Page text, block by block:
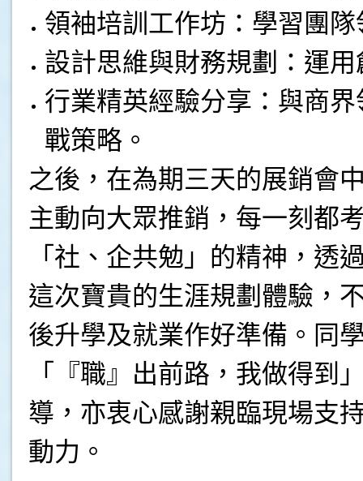
領袖培訓工作坊：學習團
設計思維與財務規劃：運
行業精英經驗分享：與商
戰策略。
之後，在為期三天的展銷會
主動向大眾推銷，每一刻都
「社、企共勉」的精神，透
這次寶貴的生涯規劃體驗，
後升學及就業作好準備。同
「『職』出前路，我做得到
導，亦衷心感謝親臨現場支
動力。